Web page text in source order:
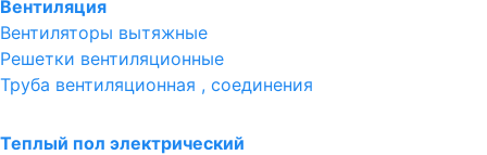
Вентиляция
Вентиляторы вытяжные
Решетки вентиляционные
Труба вентиляционная , соединения
Теплый пол электрический